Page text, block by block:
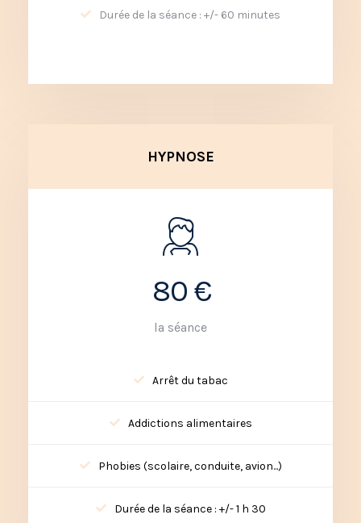
Durée de la séance : +/- 60 minutes
HYPNOSE
80 €
la séance
Arrêt du tabac
Addictions alimentaires
Phobies (scolaire, conduite, avion...)
Durée de la séance : +/- 1 h 30